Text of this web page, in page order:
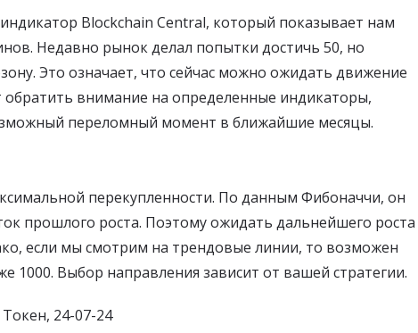
Blockchain Central, который показывает нам
Недавно рынок делал попытки достичь 50, но
Это означает, что сейчас можно ожидать движение
обратить внимание на определенные индикаторы,
переломный момент в ближайшие месяцы.
перекупленности. По данным Фибоначчи, он
прошлого роста. Поэтому ожидать дальнейшего роста
если мы смотрим на трендовые линии, то возможен
1000. Выбор направления зависит от вашей стратегии.